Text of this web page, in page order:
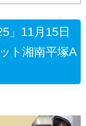
」11月15日
ト湘南平塚A